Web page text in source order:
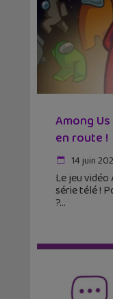
Among
en route !
14 juin
Le jeu
série télé !
?